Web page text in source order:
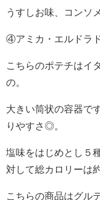
うすしお味、コンソ
④アミカ・エルドラ
こちらのポテチはイ
の。
大きい筒状の容器で
りやすさ◎。
塩味をはじめとし５
対して総カロリーは
こちらの商品はグル